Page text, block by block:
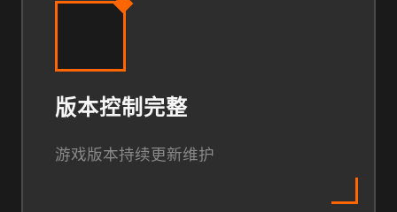
版本控制完整
游戏版本持续更新维护